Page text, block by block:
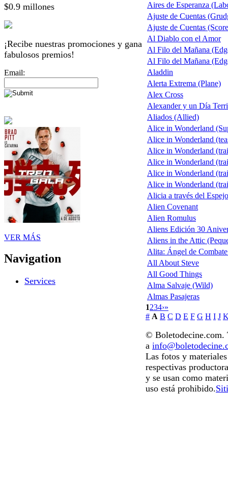
$0.9 millones
¡Recibe nuestras promociones y gana
fabulosos premios!
Email:
VER MÁS
Navigation
Services
Aires de Esperanza
Ajuste de Cuentas
Ajuste de Cuentas
Al Diablo con el Amor
Al Filo del Mañana
Al Filo del Mañana
Aladdin
Alerta Extrema (Plane)
Alex Cross
Alexander y un Día
Aliados (Allied)
Alice in Wonderland
Alice in Wonderland
Alice in Wonderland
Alice in Wonderland
Alice in Wonderland
Alice in Wonderland
Alicia a través del
Alien Covenant
Alien Romulus
Aliens Edición 30
Aliens in the Attic
Alita: Ángel de
All About Steve
All Good Things
Alma Salvaje (Wild)
Almas Pasajeras
1234›»
# A B C D E F G H I J
© Boletodecine.com.
a
Las fotos y
respectivas
y se usan como
uso está prohibido.